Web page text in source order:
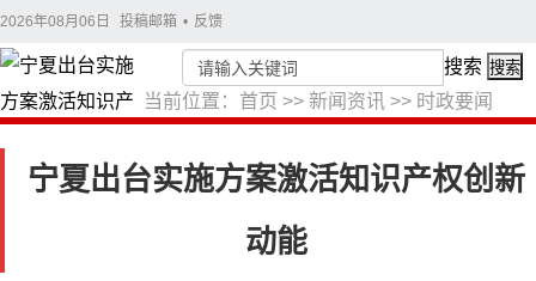
2026年08月06日 投稿邮箱 • 反馈
当前位置： 首页 >> 新闻资讯 >> 时政要闻
搜索 搜索
宁夏出台实施方案激活知识产权创新
动能